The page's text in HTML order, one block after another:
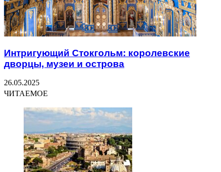
Интригующий Стокгольм: королевские
дворцы, музеи и острова
26.05.2025
ЧИТАЕМОЕ